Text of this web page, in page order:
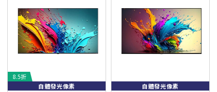
8.5折
自體發光像素 自體發光像素